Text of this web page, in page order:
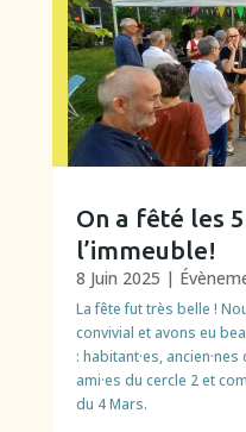
On a fêté les
l’immeuble!
8 Juin 2025 |
La fête fut très belle !
convivial et avons eu
: habitant·es,
ami·es du cercle 2 et
du 4 Mars.